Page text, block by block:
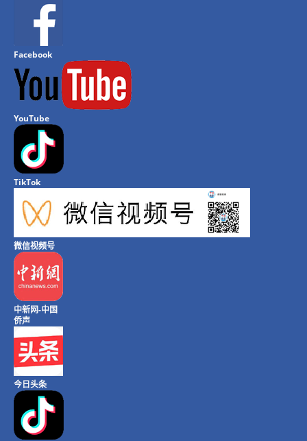
Facebook
YouTube
TikTok
微信视频号
中新网-中国
侨声
今日头条